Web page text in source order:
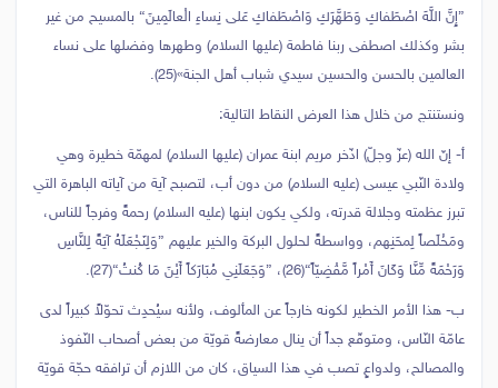
{إِنَّ اللَّهَ اصْطَفاكِ وَطَهَّرَكِ وَاصْطَفاكِ عَلى‏ نِساءِ الْعالَمِينَ} بالمسيح من غير
بشر وكذلك اصطفى ربنا فاطمة (عليها السلام) وطهرها وفضلها على نساء
العالمين بالحسن والحسين سيدي شباب أهل الجنة»(25).
ونستنتج من خلال هذا العرض النقاط التالية:
‌أ- إنّ الله (عزّ وجلّ) اذّخر مريم ابنة عمران (عليها السلام) لمهمّة خطيرة وهي
ولادة النّبي عيسى (عليه السلام) من دون أب، لتصبح آية من آياته الباهرة التي
تبرز عظمته وجلالة قدرته، ولكي يكون ابنها (عليه السلام) رحمةً وفرجاً للناس،
ومَخْلَصاً لِمحَنِهم، وواسطةً لحلول البركة والخير عليهم {وَلِنَجْعَلَهُ آيَةً لِلنَّاسِ
وَرَحْمَةً مِّنَّا وَكَانَ أَمْراً مَّقْضِيّاً}(26)، {وَجَعَلَنِي مُبَارَكاً أَيْنَ مَا كُنتُ}(27).
‌ب- هذا الأمر الخطير لكونه خارجاً عن المألوف، ولأنه سيُحدِث تحوّلاً كبيراً لدى
عامّة النّاس، ومتوقّع جداً أن ينال معارضةً قويّة من بعض أصحاب النّفوذ
والمصالح، ولدواعٍ تصب في هذا السياق، كان من اللازم أن ترافقه حجّة قويّة